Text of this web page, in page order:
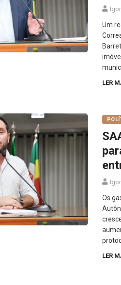
Um
LER
Os
LER